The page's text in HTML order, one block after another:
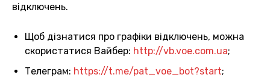
відключень.
Щоб дізнатися про графіки відключень, можна
скористатися Вайбер: http://vb.voe.com.ua;
Телеграм: https://t.me/pat_voe_bot?start;